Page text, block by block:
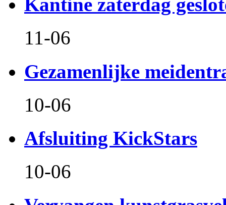
11-06
Gezamenlijke
10-06
Afsluiting KickStars
10-06